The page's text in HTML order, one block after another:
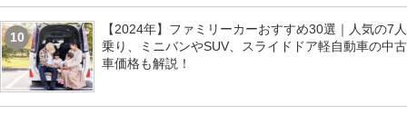
10
【2024年】ファミリーカーおすすめ30選｜人気の7人
乗り、ミニバンやSUV、スライドドア軽自動車の中古
車価格も解説！